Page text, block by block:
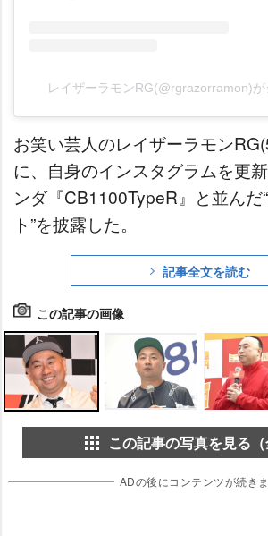
レイザーラモンRG(@rgrazorramon)
お笑い芸人のレイザーラモン
に、自身のインスタグラムを更
ンダ『CB1100TypeR』と並んだ
ト”を披露した。
記事全文を読む
この記事の画像
この記事の写真を見る（
ADの後にコンテンツが続き